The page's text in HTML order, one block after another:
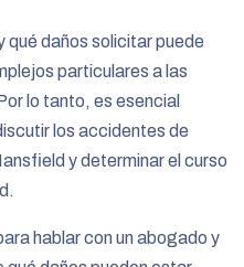
qué daños solicitar puede
particulares a las
lo tanto, es esencial
los accidentes de
y determinar el curso
hablar con un abogado y